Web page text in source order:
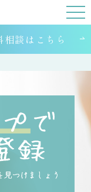
相談はこちら